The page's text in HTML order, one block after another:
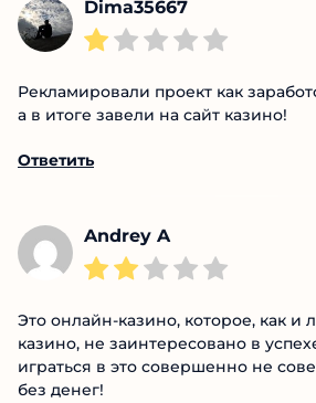
Рекламировали проект как
Ответить
Это онлайн-казино, которое, как и
потому играться в это
Останетесь без денег!
Ответить